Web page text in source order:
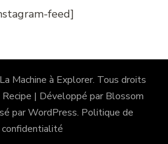
feed]
La Machine à Explorer. Tous droits
| Développé par Blossom
parWordPress. Politique de
confidentialité